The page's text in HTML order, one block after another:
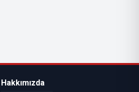
Hakkımızda